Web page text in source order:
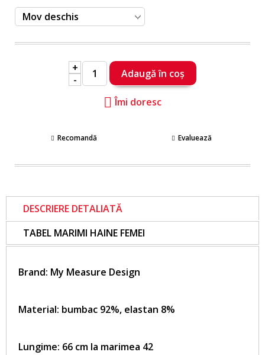
+
-
Îmi doresc
Recomandă Evaluează
DESCRIERE DETALIATĂ
TABEL MARIMI HAINE FEMEI
Brand: My Measure Design
Material: bumbac 92%, elastan 8%
Lungime: 66 cm la marimea 42